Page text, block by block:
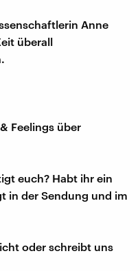
Anne
überall
Feelings über
euch? Habt ihr ein
in der Sendung und im
oder schreibt uns